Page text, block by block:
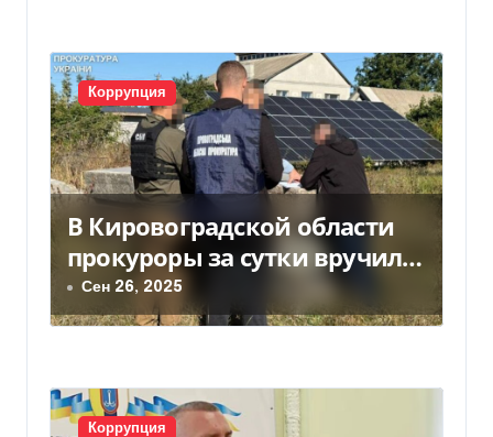
и
с
я
м
Коррупция
В Кировоградской области
прокуроры за сутки вручили
18 подозрений в незаконном
обогащении
Сен 26, 2025
Коррупция